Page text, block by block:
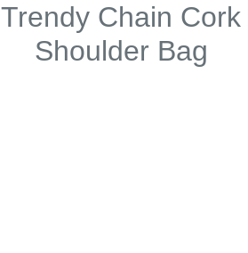
Trendy Chain Cork
Shoulder Bag